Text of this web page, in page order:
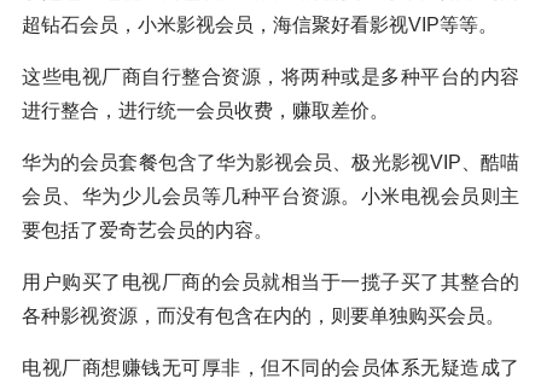
超钻石会员，小米影视会员，海信聚好看影视VIP等等。
这些电视厂商自行整合资源，将两种或是多种平台的内容
进行整合，进行统一会员收费，赚取差价。
华为的会员套餐包含了华为影视会员、极光影视VIP、酷喵
会员、华为少儿会员等几种平台资源。小米电视会员则主
要包括了爱奇艺会员的内容。
用户购买了电视厂商的会员就相当于一揽子买了其整合的
各种影视资源，而没有包含在内的，则要单独购买会员。
电视厂商想赚钱无可厚非，但不同的会员体系无疑造成了